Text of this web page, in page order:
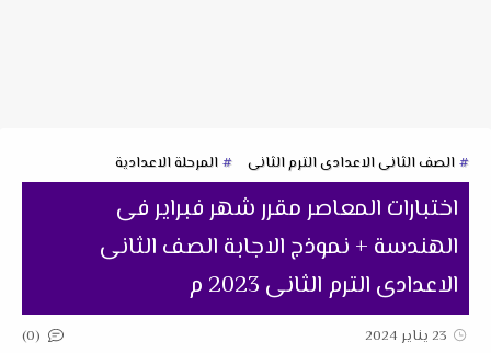
الصف الثانى الاعدادى الترم الثانى المرحلة الاعدادية
اختبارات المعاصر مقرر شهر فبراير فى
الهندسة + نموذج الاجابة الصف الثانى
الاعدادى الترم الثانى 2023 م
23 يناير 2024 (0)